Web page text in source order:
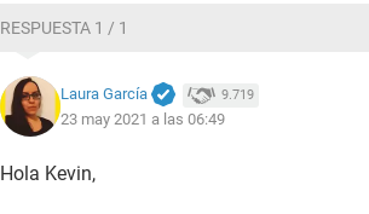
RESPUESTA 1 / 1
Laura García 9.719
23 may 2021 a las 06:49
Hola Kevin,